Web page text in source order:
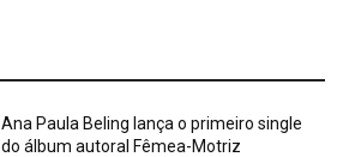
Ana Paula Beling lança o primeiro single
do álbum autoral Fêmea-Motriz